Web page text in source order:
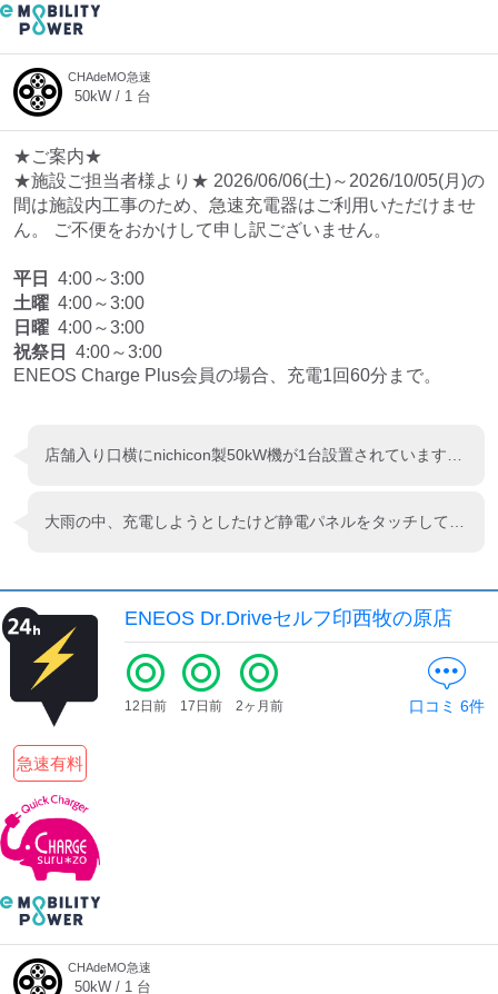
CHAdeMO急速
50kW / 1 台
★ご案内★
★施設ご担当者様より★ 2026/06/06(土)～2026/10/05(月)の
間は施設内工事のため、急速充電器はご利用いただけませ
ん。 ご不便をおかけして申し訳ございません。
平日
4:00～3:00
土曜 4:00～3:00
日曜 4:00～3:00
祝祭日
4:00～3:00
ENEOS Charge Plus会員の場合、充電1回60分まで。
ENEOS Dr.Driveセルフ印西牧の原店
急速有料
12日前 17日前 2ヶ月前 口コミ 6件
CHAdeMO急速
50kW / 1 台